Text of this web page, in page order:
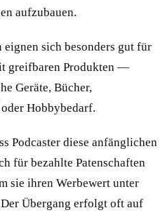
aufzubauen.
eignen sich besonders gut für
greifbaren Produkten —
Geräte, Bücher,
Hobbybedarf.
Podcaster diese anfänglichen
für bezahlte Patenschaften
sie ihren Werbewert unter
Übergang erfolgt oft auf